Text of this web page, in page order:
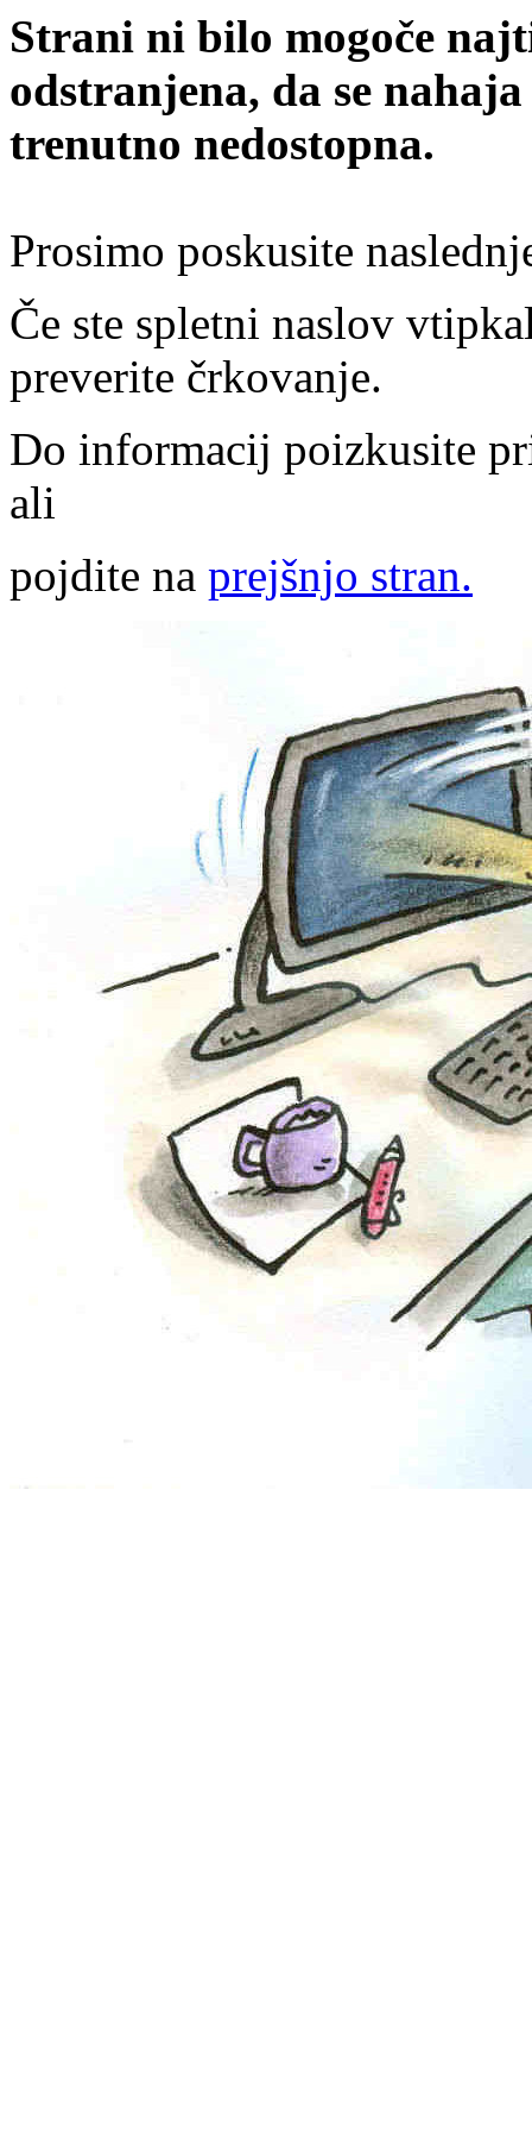
Strani ni bilo mogoče
odstranjena, da se
trenutno nedostopna.
Prosimo poskusite
Če ste spletni naslov
preverite črkovanje.
Do informacij poizkusite
ali
pojdite na prejšnjo stran.